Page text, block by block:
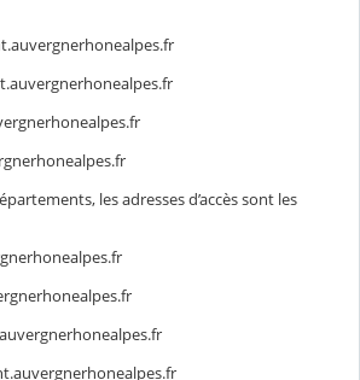
les adresses d’accès sont les